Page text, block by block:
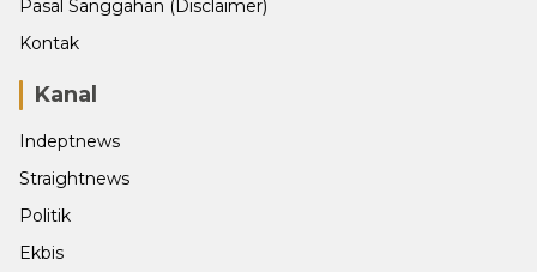
Pasal Sanggahan (Disclaimer)
Kontak
Kanal
Indeptnews
Straightnews
Politik
Ekbis